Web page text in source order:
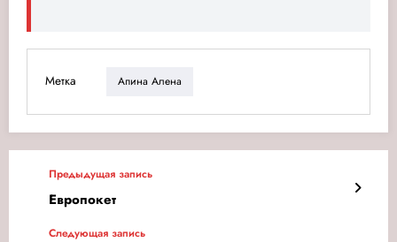
Метка Апина Алена
Предыдущая запись
Европокет
Следующая запись